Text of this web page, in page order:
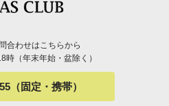
合わせはこちらから
時（年末年始・盆除く）
（固定・携帯）